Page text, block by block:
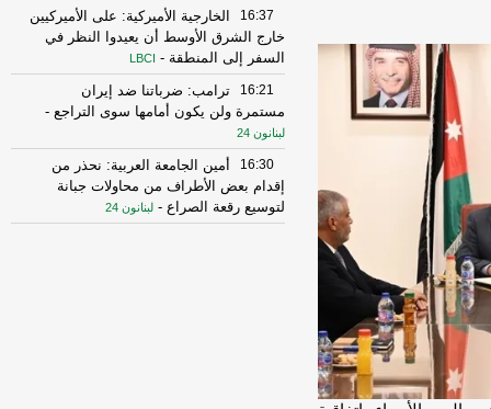
16:37
الخارجية الأميركية: على الأميركيين
خارج الشرق الأوسط أن يعيدوا النظر في
السفر إلى المنطقة -
LBCI
16:21
ترامب: ضرباتنا ضد إيران
مستمرة ولن يكون أمامها سوى التراجع -
لبنانون 24
16:30
أمين الجامعة العربية: نحذر من
إقدام بعض الأطراف من محاولات جبانة
لتوسيع رقعة الصراع - لبنانون 24